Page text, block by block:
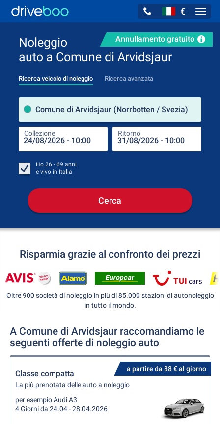
€
Annullamento gratuito
Noleggio
auto a Comune di Arvidsjaur
Ricerca veicolo di noleggio Ricerca avanzata
Comune di Arvidsjaur (Norrbotten / Svezia)
Collezione Ritorno
Ho 26 - 69 anni
e vivo in Italia
Cerca
Risparmia grazie al confronto dei prezzi
Oltre 900 società di noleggio in più di 85.000 stazioni di autonoleggio
in tutto il mondo.
A Comune di Arvidsjaur raccomandiamo le
seguenti offerte di noleggio auto
a partire da 88 € al giorno
Classe compatta
La più prenotata delle auto a noleggio
per esempio Audi A3
4 Giorni da 24.04 - 28.04.2026